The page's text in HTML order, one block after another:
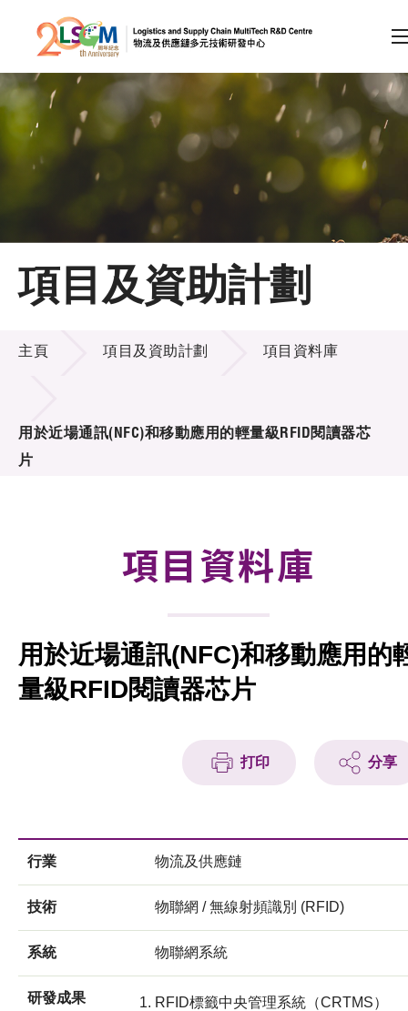
跳到內容（按回車鍵）
會員登入
A A EN 繁 简
主頁
關於LSCM
技術商品化
合作計劃
徵求研發項目計劃書
項目夥伴
活動及消息
項目及資助計劃
項目及資助計劃
主頁 項目及資助計劃 項目資料庫
用於近場通訊(NFC)和移動應用的輕量級RFID閱讀器芯
片
項目資料庫
用於近場通訊(NFC)和移動應用的
量級RFID閱讀器芯片
打印 分享
行業 物流及供應鏈
技術 物聯網 / 無線射頻識別 (RFID)
系統 物聯網系統
研發成果
RFID標籤中央管理系統（CRTMS）